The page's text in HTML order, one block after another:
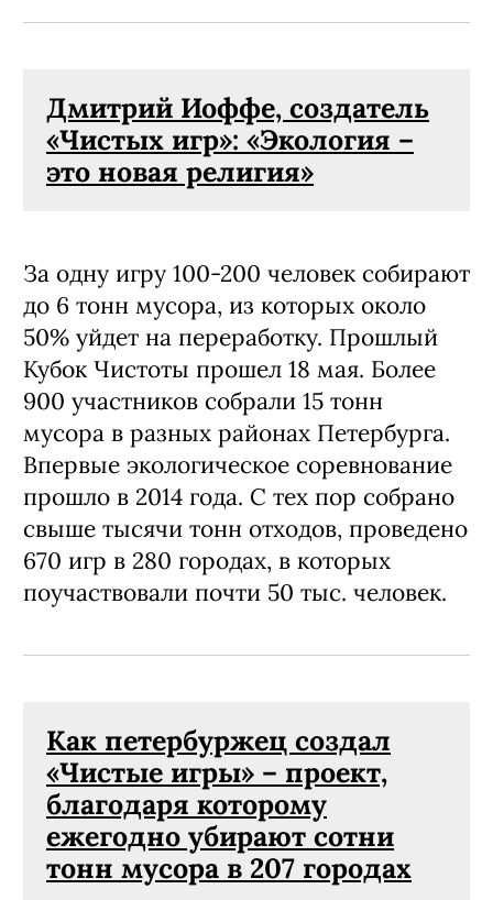
Дмитрий Иоффе, создатель
«Чистых игр»: «Экология –
это новая религия»
За одну игру 100-200 человек собирают
до 6 тонн мусора, из которых около
50% уйдет на переработку. Прошлый
Кубок Чистоты прошел 18 мая. Более
900 участников собрали 15 тонн
мусора в разных районах Петербурга.
Впервые экологическое соревнование
прошло в 2014 года. С тех пор собрано
свыше тысячи тонн отходов, проведено
670 игр в 280 городах, в которых
поучаствовали почти 50 тыс. человек.
Как петербуржец создал
«Чистые игры» – проект,
благодаря которому
ежегодно убирают сотни
тонн мусора в 207 городах